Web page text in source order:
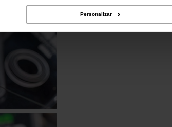
Personalizar